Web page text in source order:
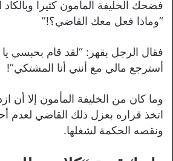
فضحك الخليفة المأمون كثيرا
“وماذا فعل معك القاضي؟!”
فقال الرجل بقهر: “لقد قام بحبسي يا
أسترجع مالي مع أنني أنا المشتكي”!
وما كان من الخليفة المأمون إلا أن
اتخذ قراره بعزل ذلك القاضي لعدم
ونقصه الحكمة لشغلها.